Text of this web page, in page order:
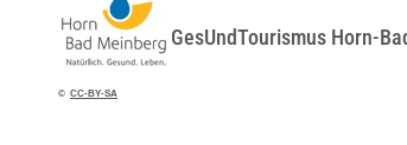
© CC-BY-SA
GesUndTourismus Horn-